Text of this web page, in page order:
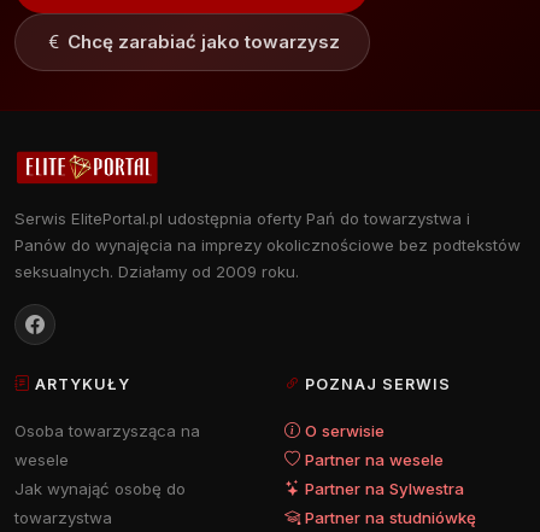
Chcę zarabiać jako towarzysz
Serwis ElitePortal.pl udostępnia oferty Pań do towarzystwa i
Panów do wynajęcia na imprezy okolicznościowe bez podtekstów
seksualnych. Działamy od 2009 roku.
ARTYKUŁY
Osoba towarzysząca na
wesele
Jak wynająć osobę do
towarzystwa
POZNAJ SERWIS
O serwisie
Partner na wesele
Partner na Sylwestra
Partner na studniówkę